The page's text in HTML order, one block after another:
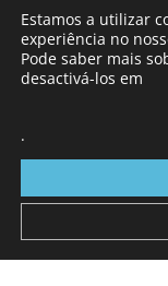
Com sede nas
a sul de distrito
toda a região
Estamos a utilizar
experiência no
Pode saber mais
desactivá-los em
.